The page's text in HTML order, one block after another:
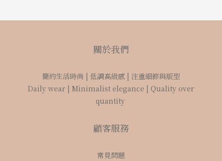
關於我們
簡約生活時尚 | 低調高級感 | 注重細節與版型
Daily wear | Minimalist elegance | Quality over
quantity
顧客服務
常見問題